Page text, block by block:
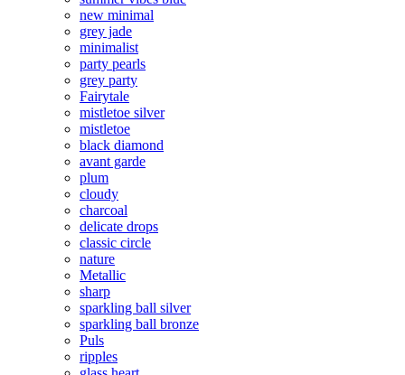
new minimal
grey jade
minimalist
party pearls
grey party
Fairytale
mistletoe silver
mistletoe
black diamond
avant garde
plum
cloudy
charcoal
delicate drops
classic circle
nature
Metallic
sharp
sparkling ball silver
sparkling ball bronze
Puls
ripples